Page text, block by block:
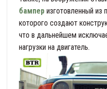
бампер изготовленный из
которого создают
что в дальнейшем
нагрузки на двигатель.